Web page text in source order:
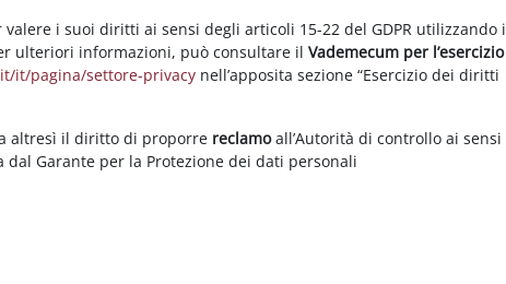
i suoi diritti ai sensi degli articoli 15-22 del GDPR utilizzando i
ulteriori informazioni, può consultare ilVademecum per l’esercizio
it/pagina/settore-privacy nell’apposita sezione “Esercizio dei diritti
altresì il diritto di proporre reclamoall’Autorità di controllo ai sensi
dal Garante per la Protezione dei dati personali